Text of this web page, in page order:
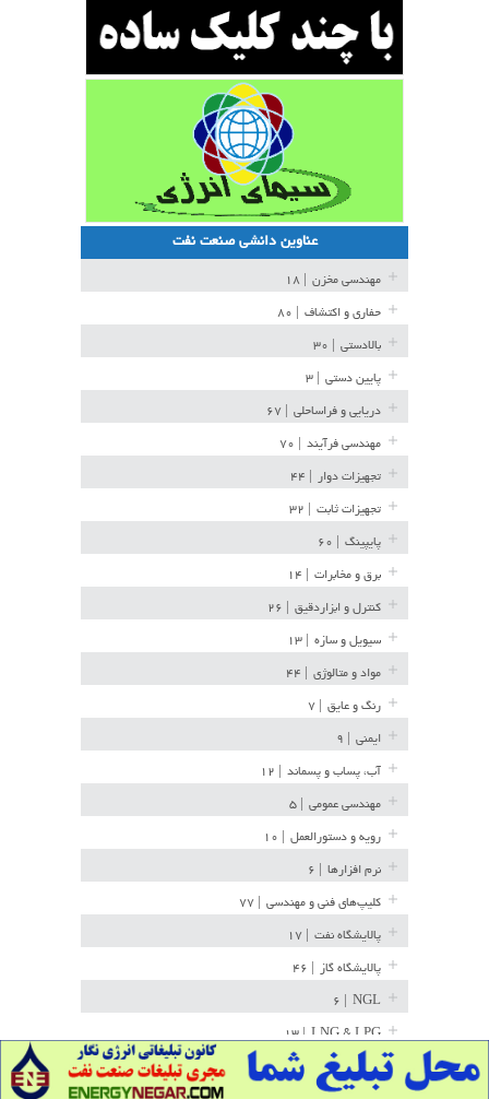
عناوین دانشی صنعت نفت
مهندسی مخزن
حفاری و اکتشاف
بالادستی
پایین دستی
دریایی و فراساحلی
مهندسی فرآیند
تجهیزات دوار
تجهیزات ثابت
پایپینگ
برق و مخابرات
کنترل و ابزاردقیق
سیویل و سازه
مواد و متالوژی
رنگ و عایق
ایمنی
آب، پساب و پسماند
مهندسی عمومی
رویه و دستورالعمل
نرم افزارها
کلیپ‌های فنی و مهندسی
پالایشگاه نفت
پالایشگاه گاز
NGL
LNG & LPG | ۱۳
خط لوله | ۳۶